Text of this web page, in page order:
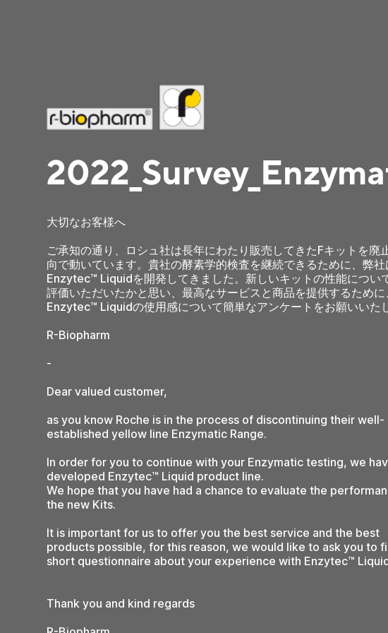
大切なお客様へ
ご承知の通り、ロシュ社は長年にわたり販売してきたFキットを廃
向で動いています。貴社の酵素学的検査を継続できるために、弊社
Enzytec™ Liquidを開発してきました。新しいキットの性能につい
評価いただいたかと思い、最高なサービスと商品を提供するために
Enzytec™ Liquidの使用感について簡単なアンケートをお願いいた
R-Biopharm
-
Dear valued customer,
as you know Roche is in the process of discontinuing their well-
established yellow line Enzymatic Range.
In order for you to continue with your Enzymatic testing, we
developed Enzytec™ Liquid product line.
We hope that you have had a chance to evaluate the
the new Kits.
It is important for us to offer you the best service and the best
products possible, for this reason, we would like to ask you to
short questionnaire about your experience with Enzytec™
Thank you and kind regards